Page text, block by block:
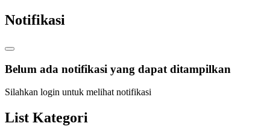
Notifikasi
Belum ada notifikasi yang dapat ditampilkan
Silahkan login untuk melihat notifikasi
List Kategori